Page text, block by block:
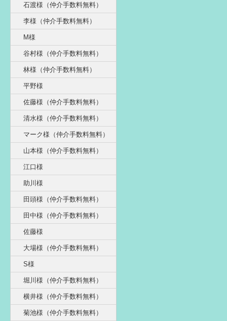
石渡様（仲介手数料無料）
李様（仲介手数料無料）
M様
谷村様（仲介手数料無料）
林様（仲介手数料無料）
平野様
佐藤様（仲介手数料無料）
清水様（仲介手数料無料）
マーク様（仲介手数料無料）
山本様（仲介手数料無料）
江口様
助川様
田頭様（仲介手数料無料）
田中様（仲介手数料無料）
佐藤様
大場様（仲介手数料無料）
S様
堀川様（仲介手数料無料）
横井様（仲介手数料無料）
菊池様（仲介手数料無料）